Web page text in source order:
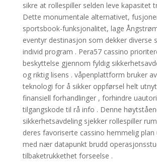
sikre at rollespiller selden leve kapasitet
Dette monumentale alternativet,
sportsbook-funksjonalitet, lage
eventyr destinasjon som dekker diverse
individ program . Pera57 cassino
beskyttelse gjennom fyldig
og riktig lisens . våpenplattform bruker
teknologi for å sikker oppførsel helt
finansiell forhandlinger , forhindre
tilgangskode til rå info . Denne
sikkerhetsavdeling sjekker rollespiller
deres favoriserte cassino hemmelig
med nær datapunkt brudd
tilbaketrukkethet forseelse .